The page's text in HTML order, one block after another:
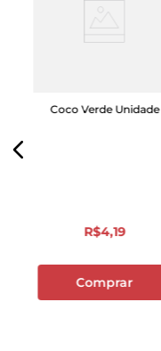
Coco Verde Unidade
R$4,19
Comprar